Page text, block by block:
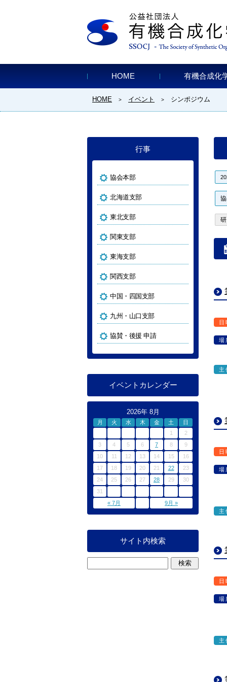
HOME 有機合成化
HOME > イベント > シンポジウム
日
場
主
日
場
主
日
場
主
行事
協会本部
北海道支部
東北支部
関東支部
東海支部
関西支部
中国・四国支部
九州・山口支部
協賛・後援 申請
イベントカレンダー
2026年 8月
月 火 水 木 金 土
日
1
2
3
4 5 6 7 8
9
10
11 12 13 14 15
16
17
18 19 20 21 22
23
24
25 26 27 28 29
30
31
« 7月
9月 »
サイト内検索